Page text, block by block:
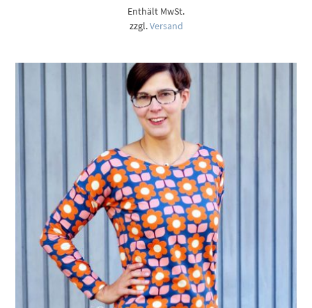
Enthält MwSt.
zzgl.Versand